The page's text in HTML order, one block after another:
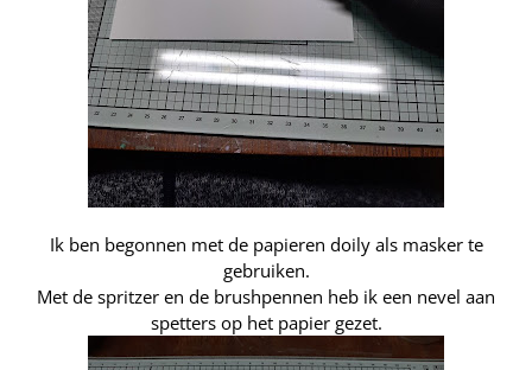
Ik ben begonnen met de papieren doily als masker te
gebruiken.
Met de spritzer en de brushpennen heb ik een nevel aan
spetters op het papier gezet.